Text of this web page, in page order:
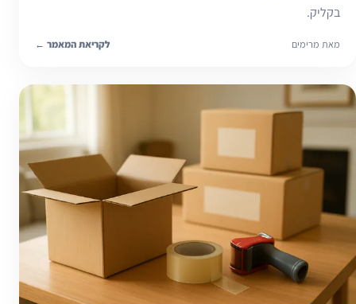
בקליק.
מאת מרימים לקריאת המאמר ←